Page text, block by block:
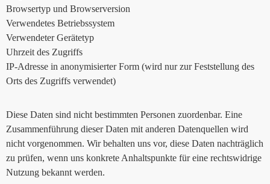
Browsertyp und Browserversion
Verwendetes Betriebssystem
Verwendeter Gerätetyp
Uhrzeit des Zugriffs
IP-Adresse in anonymisierter Form (wird nur zur Feststellung des
Orts des Zugriffs verwendet)
Diese Daten sind nicht bestimmten Personen zuordenbar. Eine
Zusammenführung dieser Daten mit anderen Datenquellen wird
nicht vorgenommen. Wir behalten uns vor, diese Daten nachträglich
zu prüfen, wenn uns konkrete Anhaltspunkte für eine rechtswidrige
Nutzung bekannt werden.